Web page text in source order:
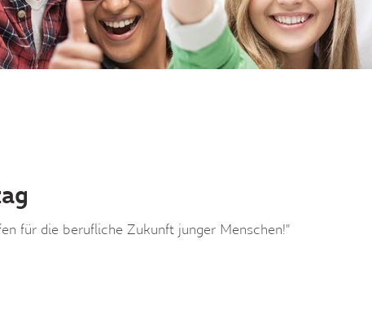
für die berufliche Zukunft junger Menschen!"